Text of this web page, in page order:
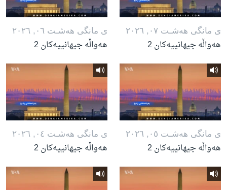
ی مانگی هه‌شـت ٠٧, ٢٠٢٦
هەواڵە جیهانییەکان 2
ی مانگی هه‌شـت ٠٦, ٢٠٢٦
هەواڵە جیهانییەکان 2
ی مانگی هه‌شـت ٠٥, ٢٠٢٦
هەواڵە جیهانییەکان 2
ی مانگی هه‌شـت ٠٤, ٢٠٢٦
هەواڵە جیهانییەکان 2